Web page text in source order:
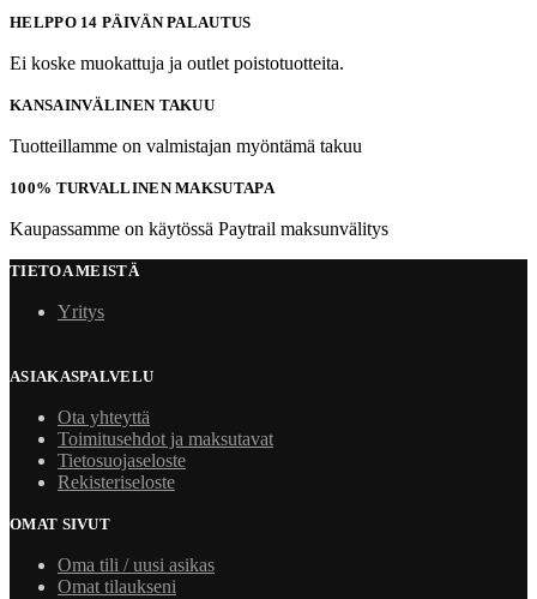
HELPPO 14 PÄIVÄN PALAUTUS
Ei koske muokattuja ja outlet poistotuotteita.
KANSAINVÄLINEN TAKUU
Tuotteillamme on valmistajan myöntämä takuu
100% TURVALLINEN MAKSUTAPA
Kaupassamme on käytössä Paytrail maksunvälitys
TIETOA MEISTÄ
Yritys
ASIAKASPALVELU
Ota yhteyttä
Toimitusehdot ja maksutavat
Tietosuojaseloste
Rekisteriseloste
OMAT SIVUT
Oma tili / uusi asikas
Omat tilaukseni